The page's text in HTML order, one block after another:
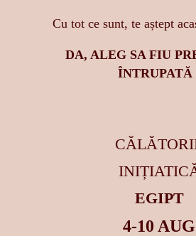
Cu tot ce sunt, te aștept
DA, ALEG SA FIU
ÎNTRUPATĂ
EGIPT
4-10 AUG